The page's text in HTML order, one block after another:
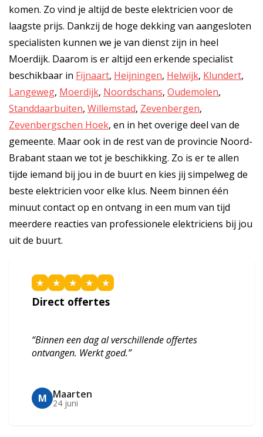
komen. Zo vind je altijd de beste elektricien voor de
laagste prijs. Dankzij de hoge dekking van aangesloten
specialisten kunnen we je van dienst zijn in heel
Moerdijk. Daarom is er altijd een erkende specialist
beschikbaar in Fijnaart, Heijningen, Helwijk, Klundert,
Langeweg, Moerdijk, Noordschans, Oudemolen,
Standdaarbuiten, Willemstad, Zevenbergen,
Zevenbergschen Hoek, en in het overige deel van de
gemeente. Maar ook in de rest van de provincie Noord-
Brabant staan we tot je beschikking. Zo is er te allen
tijde iemand bij jou in de buurt en kies jij simpelweg de
beste elektricien voor elke klus. Neem binnen één
minuut contact op en ontvang in een mum van tijd
meerdere reacties van professionele elektriciens bij jou
uit de buurt.
★ ★ ★ ★ ★
Direct offertes
“Binnen een dag al verschillende offertes
ontvangen. Werkt goed.”
M Maarten
24 juni